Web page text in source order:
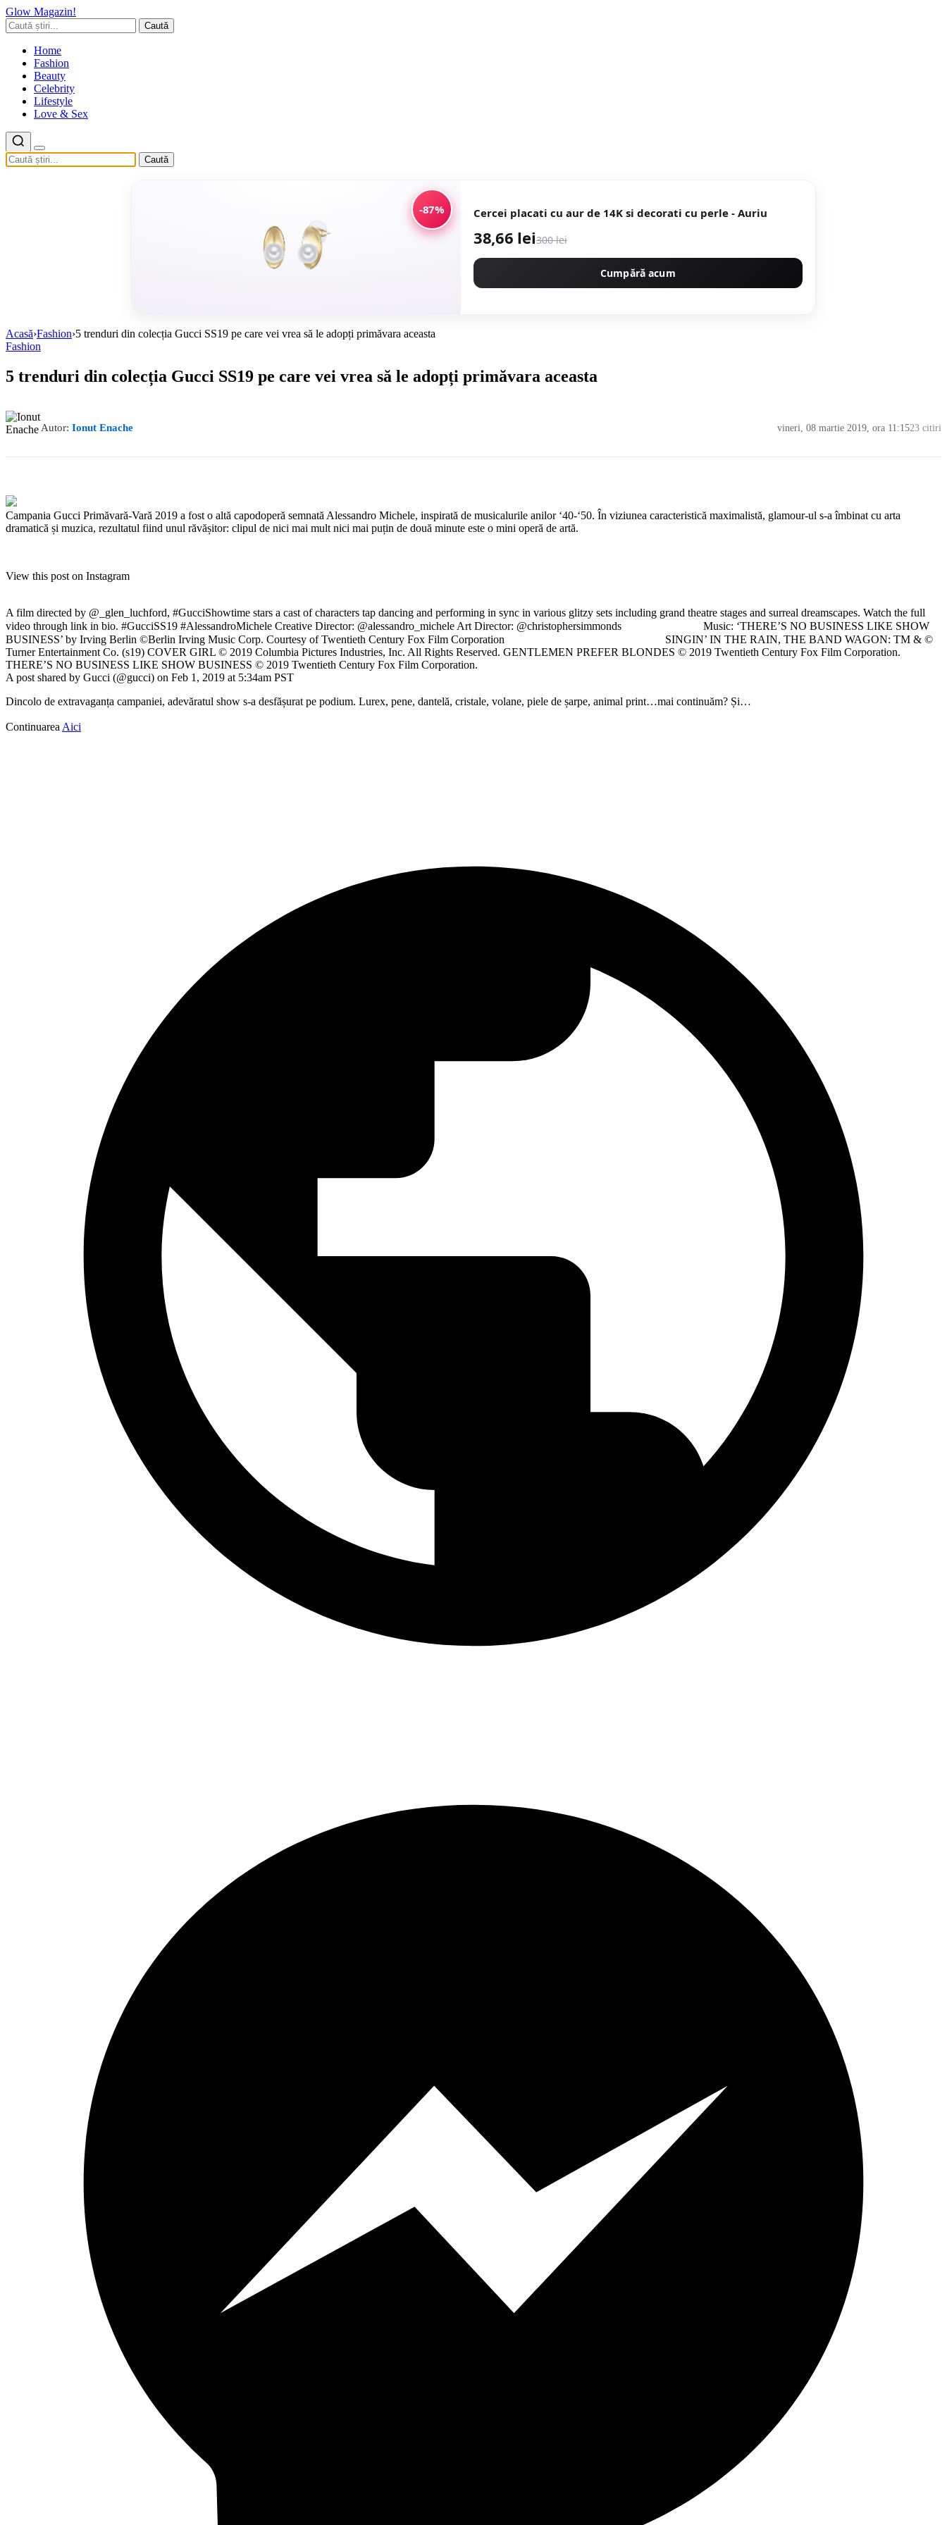
Glow Magazin!
Caută
Home
Fashion
Beauty
Celebrity
Lifestyle
Love & Sex
Caută
-87% Cercei placati cu aur de 14K si decorati cu perle - Auriu
38,66 lei300 lei
Cumpără acum
Acasă›Fashion›5 trenduri din colecția Gucci SS19 pe care vei vrea să le adopți primăvara aceasta
Fashion
5 trenduri din colecția Gucci SS19 pe care vei vrea să le adopți primăvara aceasta
Autor: Ionut Enache vineri, 08 martie 2019, ora 11:1523 citiri
Campania Gucci Primăvară-Vară 2019 a fost o altă capodoperă semnată Alessandro Michele, inspirată de musicalurile anilor ‘40-‘50. În viziunea caracteristică maximalistă, glamour-ul s-a îmbinat cu arta
dramatică și muzica, rezultatul fiind unul răvășitor: clipul de nici mai mult nici mai puțin de două minute este o mini operă de artă.
View this post on Instagram
A film directed by @_glen_luchford, #GucciShowtime stars a cast of characters tap dancing and performing in sync in various glitzy sets including grand theatre stages and surreal dreamscapes. Watch the full
video through link in bio. #GucciSS19 #AlessandroMichele Creative Director: @alessandro_michele Art Director: @christophersimmonds ⠀⠀⠀⠀⠀⠀⠀⠀⠀ Music: ‘THERE’S NO BUSINESS LIKE SHOW
BUSINESS’ by Irving Berlin ©Berlin Irving Music Corp. Courtesy of Twentieth Century Fox Film Corporation ⠀⠀⠀⠀⠀⠀⠀⠀⠀ ⠀⠀⠀⠀⠀⠀⠀⠀⠀ SINGIN’ IN THE RAIN, THE BAND WAGON: TM & ©
Turner Entertainment Co. (s19) COVER GIRL © 2019 Columbia Pictures Industries, Inc. All Rights Reserved. GENTLEMEN PREFER BLONDES © 2019 Twentieth Century Fox Film Corporation.
THERE’S NO BUSINESS LIKE SHOW BUSINESS © 2019 Twentieth Century Fox Film Corporation.
A post shared by Gucci (@gucci) on Feb 1, 2019 at 5:34am PST
Dincolo de extravaganța campaniei, adevăratul show s-a desfășurat pe podium. Lurex, pene, dantelă, cristale, volane, piele de șarpe, animal print…mai continuăm? Și…
Continuarea Aici